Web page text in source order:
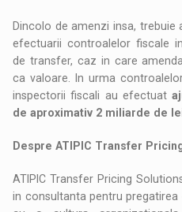
Dincolo de amenzi insa,
efectuarii controalelor fiscale
de transfer, caz in care
ca valoare. In urma
inspectorii fiscali au efectuat
de aproximativ 2 miliarde de
Despre ATIPIC Transfer
ATIPIC Transfer Pricing
in consultanta pentru